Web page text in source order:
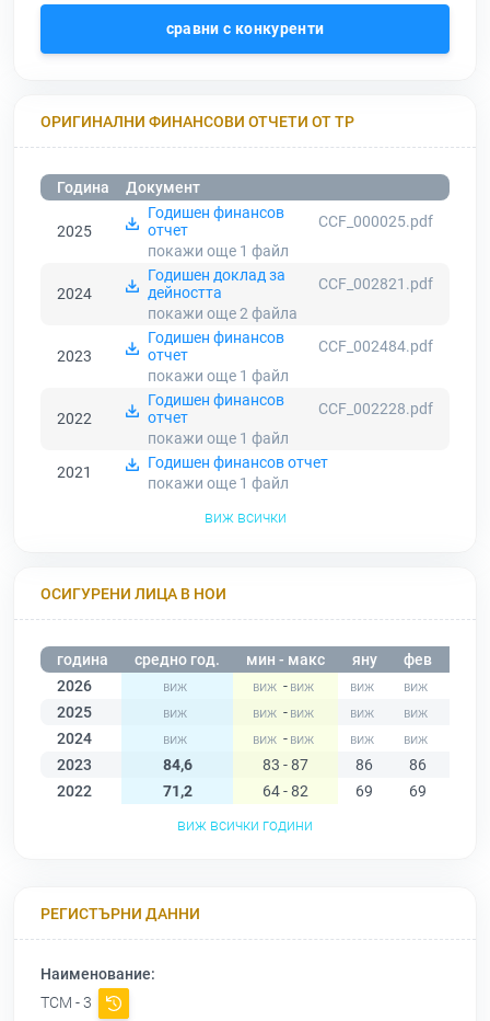
сравни с конкуренти
ОРИГИНАЛНИ ФИНАНСОВИ ОТЧЕТИ ОТ ТР
Година Документ
2025
Годишен финансов
отчет
CCF_000025.pdf
покажи още 1 файл
2024
Годишен доклад за
дейността
CCF_002821.pdf
покажи още 2файла
2023
Годишен финансов
отчет
CCF_002484.pdf
покажи още 1 файл
2022
Годишен финансов
отчет
CCF_002228.pdf
покажи още 1 файл
2021
Годишен финансов отчет
покажи още 1 файл
виж всички
ОСИГУРЕНИ ЛИЦА В НОИ
година средно год. мин - макс яну фев
2026
-
2025
-
2024
-
2023
84,6 83 - 87 86 86
2022
71,2 64 - 82 69 69
виж всички години
РЕГИСТЪРНИ ДАННИ
Наименование:
ТСМ - 3